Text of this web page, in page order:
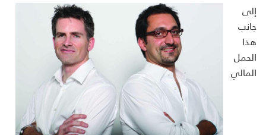
إلى
جانب
هذا
الحمل
المالي